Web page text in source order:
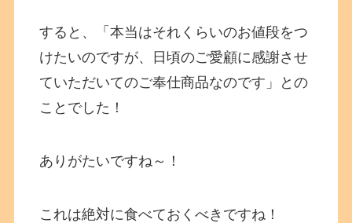
すると、「本当はそれくらいのお値段をつ
けたいのですが、日頃のご愛顧に感謝させ
ていただいてのご奉仕商品なのです」との
ことでした！
ありがたいですね～！
これは絶対に食べておくべきですね！